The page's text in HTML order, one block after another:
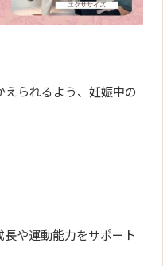
られるよう、妊娠中の
や運動能力をサポート